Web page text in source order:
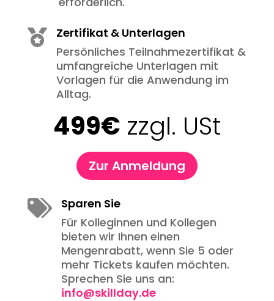

Zertifikat & Unterlagen
Persönliches Teilnahmezertifikat &
umfangreiche Unterlagen mit
Vorlagen für die Anwendung im
Alltag.
499€ zzgl. USt
Zur Anmeldung

Sparen Sie
Für Kolleginnen und Kollegen
bieten wir Ihnen einen
Mengenrabatt, wenn Sie 5 oder
mehr Tickets kaufen möchten.
Sprechen Sie uns an:
info@skillday.de